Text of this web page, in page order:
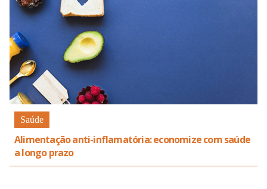
Saúde
Alimentação anti-inflamatória: economize com saúde
a longo prazo